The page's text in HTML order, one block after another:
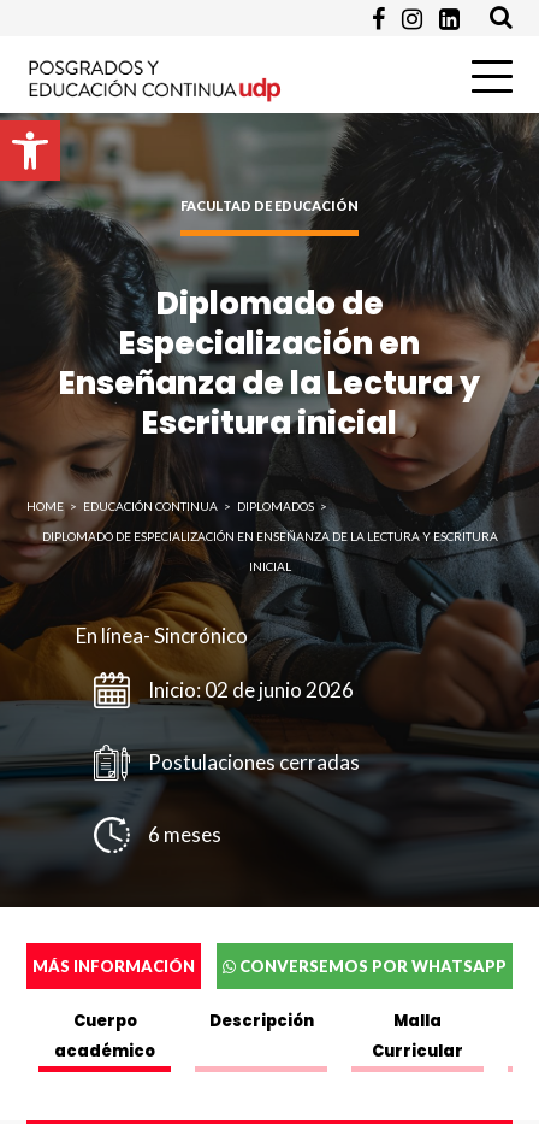
Abrir barra de herramientas
Programa de Interés *
Pregunta
Enviar
FACULTAD DE EDUCACIÓN
Diplomado de
Especialización en
Enseñanza de la Lectura y
Escritura inicial
HOME > EDUCACIÓN CONTINUA > DIPLOMADOS >
DIPLOMADO DE ESPECIALIZACIÓN EN ENSEÑANZA DE LA LECTURA Y ESCRITURA
INICIAL
En línea- Sincrónico
Inicio: 02 de junio 2026
Postulaciones cerradas
6 meses
MÁS INFORMACIÓN CONVERSEMOS POR WHATSAPP
Cuerpo
académico
Descripción
Malla
Curricular
Completa el siguente formulario y nos pondremos en
contacto contigo a la brevedad.
Cédula de identidad sin puntos ni guión (Ej: